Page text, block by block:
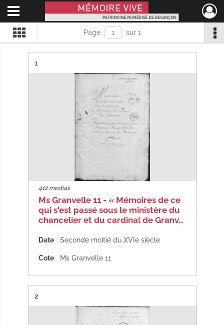
Mémoire Vive patrimoine numérisé de Besançon
Ouvrir le menu déroulant
Page sur 1
Résultat n°
1
412 medias
Ms Granvelle 11 - « Mémoires de ce
qui s'est passé sous le ministère du
chancelier et du cardinal de Granv…
Date Seconde moitié du XVIe siècle
Cote Ms Granvelle 11
Résultat n°
2